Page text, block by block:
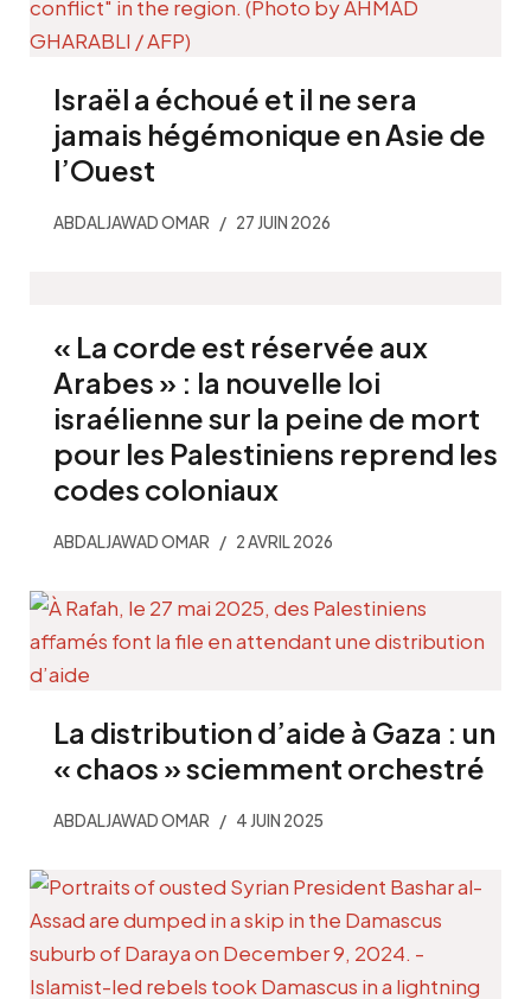
Israël a échoué et il ne sera
jamais hégémonique en Asie de
l’Ouest
ABDALJAWAD OMAR 27 JUIN 2026
« La corde est réservée aux
Arabes » : la nouvelle loi
israélienne sur la peine de mort
pour les Palestiniens reprend les
codes coloniaux
ABDALJAWAD OMAR 2 AVRIL 2026
La distribution d’aide à Gaza : un
« chaos » sciemment orchestré
ABDALJAWAD OMAR 4 JUIN 2025